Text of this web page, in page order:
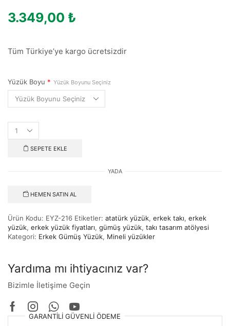
3.349,00 ₺
Tüm Türkiye’ye kargo ücretsizdir
Yüzük Boyu * Yüzük Boyunu Seçiniz
SEPETE EKLE
YADA
HEMEN SATIN AL
Ürün Kodu: EYZ-216 Etiketler: atatürk yüzük, erkek takı, erkek
yüzük, erkek yüzük fiyatları, gümüş yüzük, takı tasarım atölyesi
Kategori: Erkek Gümüş Yüzük, Mineli yüzükler
Yardıma mı ihtiyacınız var?
Bizimle İletişime Geçin
GARANTILI GÜVENLIÖDEME